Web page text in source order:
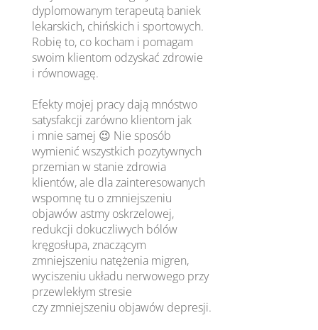
dyplomowanym terapeutą baniek
lekarskich, chińskich i sportowych.
Robię to, co kocham i pomagam
swoim klientom odzyskać zdrowie
i równowagę.
Efekty mojej pracy dają mnóstwo
satysfakcji zarówno klientom jak
i mnie samej 😉 Nie sposób
wymienić wszystkich pozytywnych
przemian w stanie zdrowia
klientów, ale dla zainteresowanych
wspomnę tu o zmniejszeniu
objawów astmy oskrzelowej,
redukcji dokuczliwych bólów
kręgosłupa, znaczącym
zmniejszeniu natężenia migren,
wyciszeniu układu nerwowego przy
przewlekłym stresie
czy zmniejszeniu objawów depresji.